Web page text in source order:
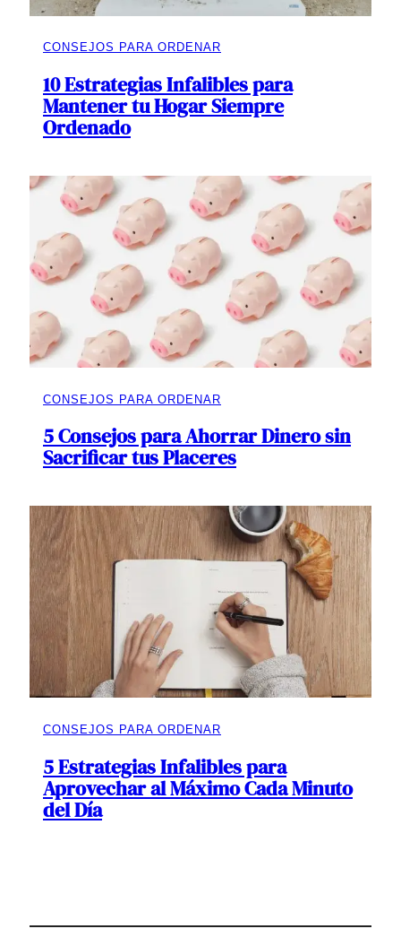
CONSEJOS PARA ORDENAR
10 Estrategias Infalibles para
Mantener tu Hogar Siempre
Ordenado
CONSEJOS PARA ORDENAR
5 Consejos para Ahorrar Dinero sin
Sacrificar tus Placeres
CONSEJOS PARA ORDENAR
5 Estrategias Infalibles para
Aprovechar al Máximo Cada Minuto
del Día